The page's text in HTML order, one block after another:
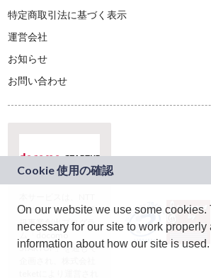
特定商取引法に基づく表示
運営会社
お知らせ
お問い合わせ
ドコモグループの新
規事業創出プログラ
ム「docomo
STARTUP」を通じて
On our website we use some cookies.
necessary for our site to work properly
information about how our site is used.